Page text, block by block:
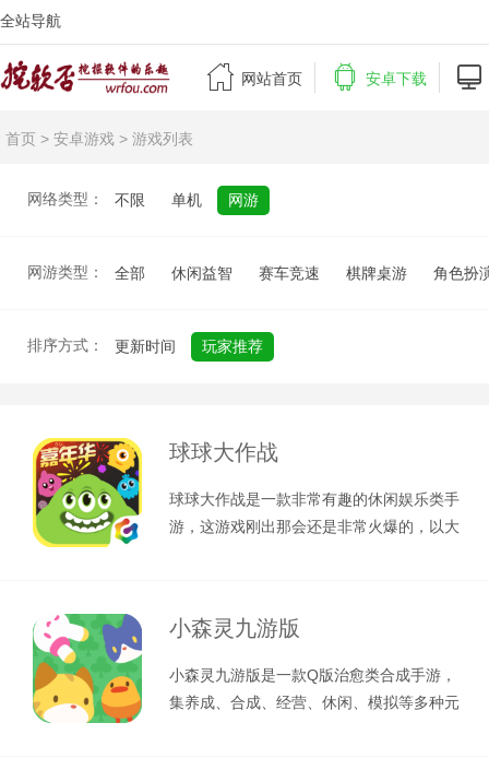
全站导航
 网站首页  安卓下载 
首页 > 安卓游戏 > 游戏列表
网络类型： 不限 单机 网游
网游类型： 全部 休闲益智 赛车竞速 棋牌桌游 角色扮
排序方式： 更新时间 玩家推荐
球球大作战
球球大作战是一款非常有趣的休闲娱乐类手
游，这游戏刚出那会还是非常火爆的，以大
小森灵九游版
小森灵九游版是一款Q版治愈类合成手游，
集养成、合成、经营、休闲、模拟等多种元